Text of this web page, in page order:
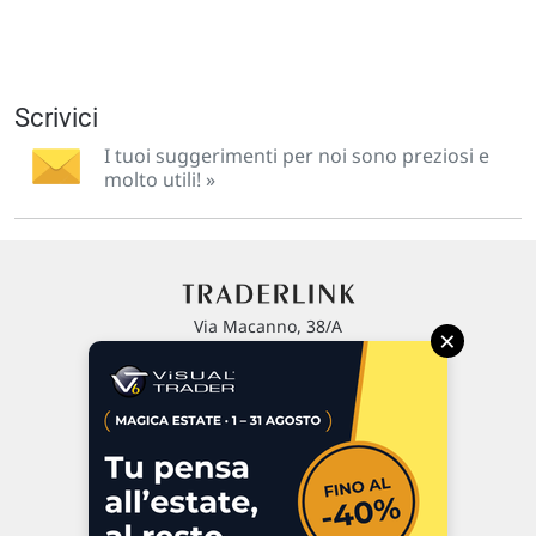
Scrivici
I tuoi suggerimenti per noi sono preziosi e
molto utili! »
Via Macanno, 38/A
P.IVA 02 452 460 401
Commenti e segnalazioni
Contattaci
×